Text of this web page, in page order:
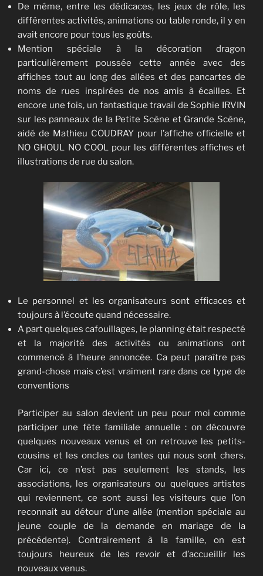
De même, entre les dédicaces, les jeux de rôle, les
différentes activités, animations ou table ronde, il y en
avait encore pour tous les goûts.
Mention spéciale à la décoration dragon
particulièrement poussée cette année avec des
affiches tout au long des allées et des pancartes de
noms de rues inspirées de nos amis à écailles. Et
encore une fois, un fantastique travail de Sophie IRVIN
sur les panneaux de la Petite Scène et Grande Scène,
aidé de Mathieu COUDRAY pour l’affiche officielle et
NO GHOUL NO COOL pour les différentes affiches et
illustrations de rue du salon.
Le personnel et les organisateurs sont efficaces et
toujours à l’écoute quand nécessaire.
A part quelques cafouillages, le planning était respecté
et la majorité des activités ou animations ont
commencé à l’heure annoncée. Ca peut paraître pas
grand-chose mais c’est vraiment rare dans ce type de
conventions
Participer au salon devient un peu pour moi comme
participer une fête familiale annuelle : on découvre
quelques nouveaux venus et on retrouve les petits-
cousins et les oncles ou tantes qui nous sont chers.
Car ici, ce n’est pas seulement les stands, les
associations, les organisateurs ou quelques artistes
qui reviennent, ce sont aussi les visiteurs que l’on
reconnait au détour d’une allée (mention spéciale au
jeune couple de la demande en mariage de la
précédente). Contrairement à la famille, on est
toujours heureux de les revoir et d’accueillir les
nouveaux venus.